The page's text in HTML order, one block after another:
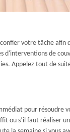
votre tâche afin
d'interventions de
Appelez tout de
pour résoudre
ou s’il faut réaliser